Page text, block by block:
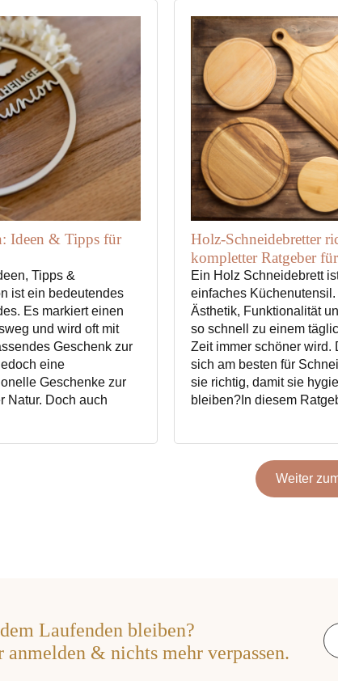
Ideen & Tipps für
Tipps &
ist ein bedeutendes
Es markiert einen
und wird oft mit
Geschenk zur
eine
Geschenke zur
Natur. Doch auch
Holz-Schneidebretter
kompletter Ratgeber
Ein Holz Schneidebrett
einfaches
Ästhetik, Funktionalität
so schnell zu einem
Zeit immer schöner
sich am besten für
sie richtig, damit sie
bleiben?In diesem
Weiter
Laufenden bleiben?
& nichts mehr verpassen.